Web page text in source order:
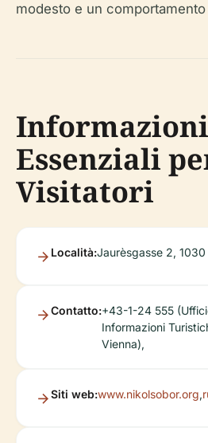
modesto e un
Informazioni
Essenziali
Visitatori
Località:Jaurèsgasse 2,
Contatto:+43-1-24 555
Informazioni
Vienna),
Siti web:www.nikolsobor.org,